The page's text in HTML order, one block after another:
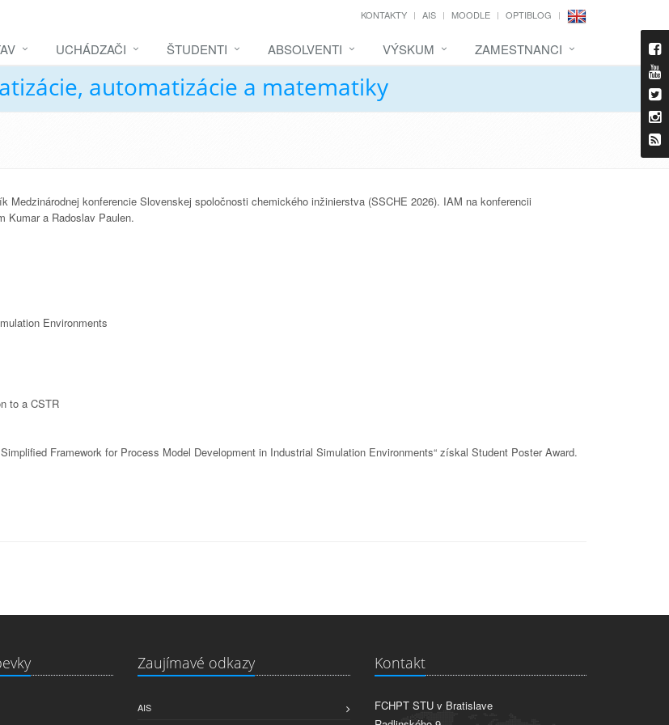
KONTAKTY AIS MOODLE OPTIBLOG
UCHÁDZAČI ŠTUDENTI ABSOLVENTI VÝSKUM ZAMESTNANCI
automatizácie a matematiky
konferencie Slovenskej spoločnosti chemického inžinierstva (SSCHE 2026). IAM na konferencii
Kumar a Radoslav Paulen.
Environments
to a CSTR
Framework for Process Model Development in Industrial Simulation Environments“ získal Student Poster Award.
Zaujímavé odkazy
AIS
Kontakt
FCHPT STU v Bratislave